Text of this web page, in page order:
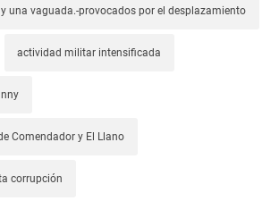
una vaguada.-provocados por el desplazamiento
actividad militar intensificada
Comendador y El Llano
corrupción